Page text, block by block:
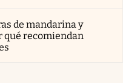
de mandarina y
qué recomiendan